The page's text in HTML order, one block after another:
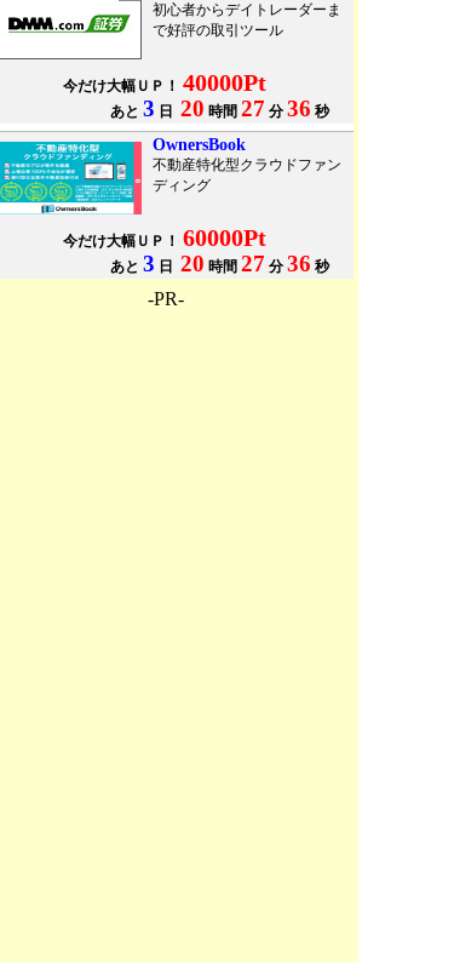
初心者からデイトレーダーま
で好評の取引ツール
今だけ大幅ＵＰ！ 40000Pt
あと 3 日 20 時間 27 分 36 秒
OwnersBook
不動産特化型クラウドファン
ディング
今だけ大幅ＵＰ！ 60000Pt
あと 3 日 20 時間 27 分 36 秒
-PR-